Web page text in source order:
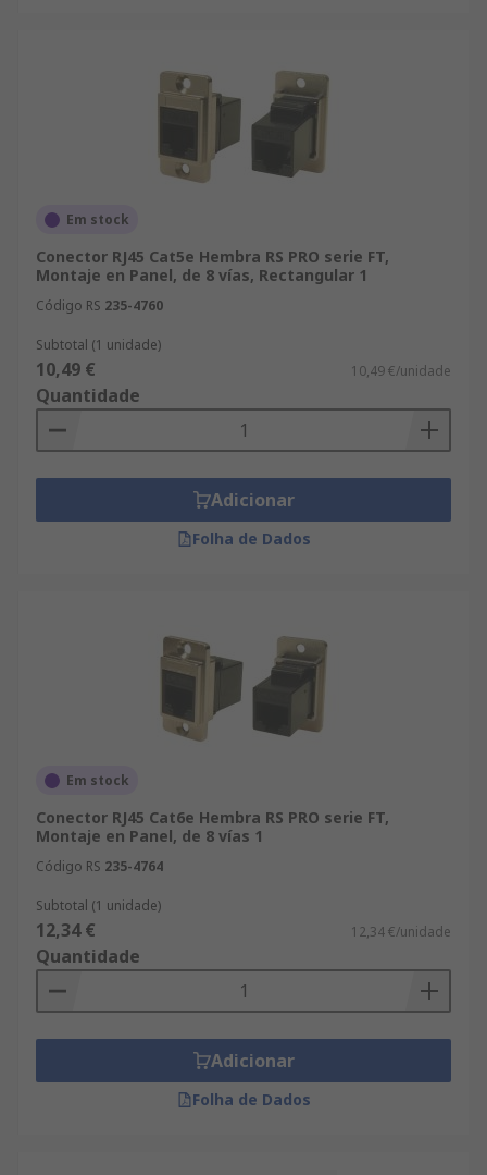
Em stock
Conector RJ45 Cat5e Hembra RS PRO serie FT,
Montaje en Panel, de 8 vías, Rectangular 1
Código RS 235-4760
Subtotal (1 unidade)
10,49 € 10,49 €/unidade
Quantidade
Adicionar
Folha de Dados
Em stock
Conector RJ45 Cat6e Hembra RS PRO serie FT,
Montaje en Panel, de 8 vías 1
Código RS 235-4764
Subtotal (1 unidade)
12,34 € 12,34 €/unidade
Quantidade
Adicionar
Folha de Dados